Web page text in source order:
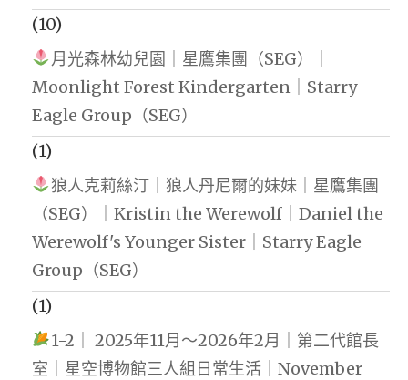
(10)
月光森林幼兒園｜星鷹集團（SEG）｜
Moonlight Forest Kindergarten｜Starry
Eagle Group（SEG）
(1)
狼人克莉絲汀｜狼人丹尼爾的妹妹｜星鷹集團
（SEG）｜Kristin the Werewolf｜Daniel the
Werewolf's Younger Sister｜Starry Eagle
Group（SEG）
(1)
1-2｜ 2025年11月～2026年2月｜第二代館長
室｜星空博物館三人組日常生活｜November